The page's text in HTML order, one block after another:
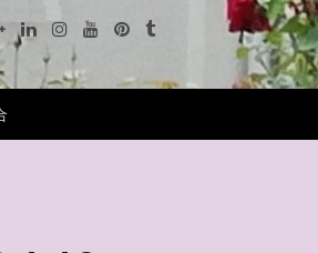
Google+LinkedinInstagramYoutubePinterest
Tumblr